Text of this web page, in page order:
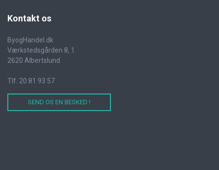
Kontakt os
ByogHandel.dk
Værkstedsgården 8, 1.
2620 Albertslund
Tlf. 20 81 93 57
SEND OS EN BESKED !